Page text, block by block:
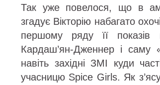
Так уже повелося, що в
згадує Вікторію набагато
першому ряду її показів
Кардаш’ян-Дженнер і саму
навіть західні ЗМІ куди
учасницю Spice Girls. Як